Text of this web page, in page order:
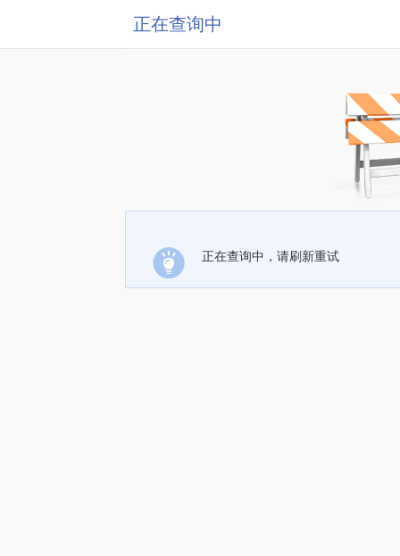
正在查询中
正在查询中，请刷新重试